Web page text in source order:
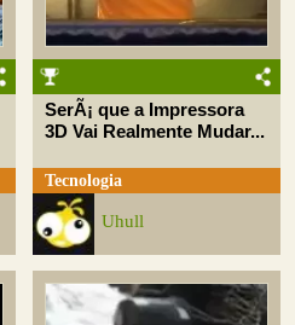
SerÃ¡ que a Impressora
3D Vai Realmente Mudar...
Tecnologia
Uhull